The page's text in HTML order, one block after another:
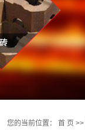
您的当前位置： 首 页 >>